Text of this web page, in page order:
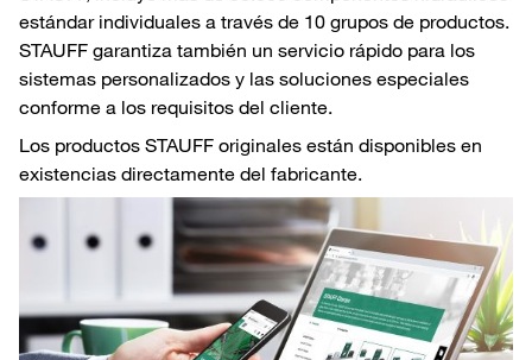
estándar individuales a través de 10 grupos de productos.
STAUFF garantiza también un servicio rápido para los
sistemas personalizados y las soluciones especiales
conforme a los requisitos del cliente.
Los productos STAUFF originales están disponibles en
existencias directamente del fabricante.